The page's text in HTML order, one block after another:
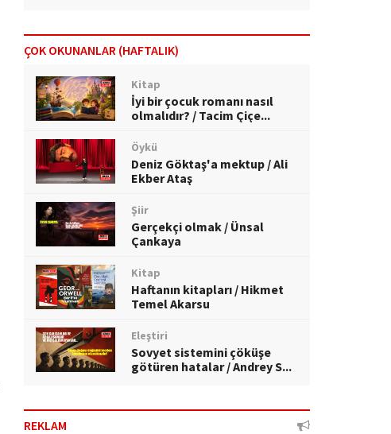
ÇOK OKUNANLAR (HAFTALIK)
Kitap
İyi bir çocuk romanı nasıl
olmalıdır? / Tacim Çiçe...
Öykü
Deniz Göktaş'a mektup / Ali
Ekber Ataş
Şiir
Gerçekçi olmak / Ünsal
Çankaya
Kitap
Haftanın kitapları / Hikmet
Temel Akarsu
Eleştiri
Sovyet sistemini çöküşe
götüren hatalar / Andrey S...
REKLAM